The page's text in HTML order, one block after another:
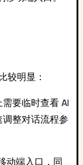
较明显：
要临时查看 AI
整对话流程参
动端入口，同